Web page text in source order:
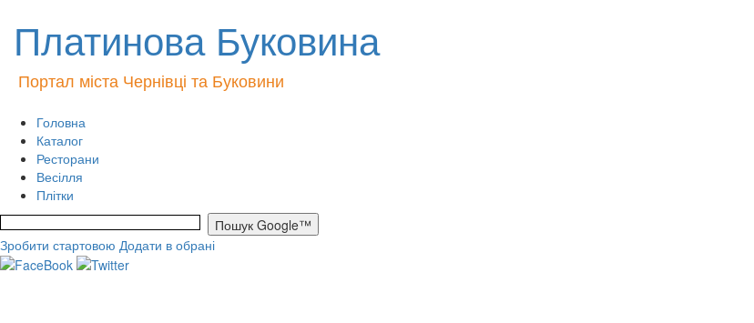
Платинова Буковина
Портал міста Чернівці та Буковини
Головна
Каталог
Ресторани
Весілля
Плітки
Зробити стартовою Додати в обрані